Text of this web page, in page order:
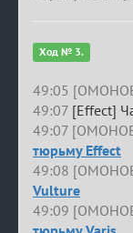
Ход № 3.
49:05
49:07 [Effect]
49:07
тюрьму Effect
49:08
Vulture
49:09